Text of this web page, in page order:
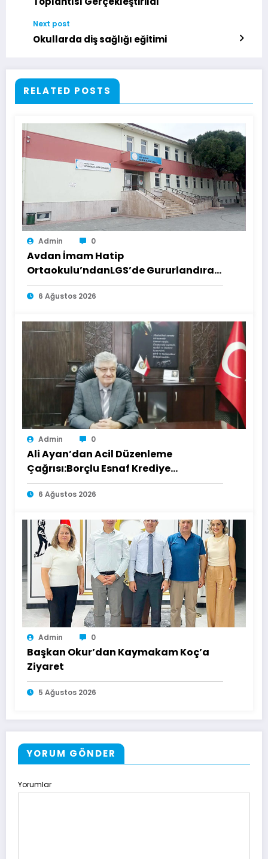
Next post
Okullarda diş sağlığı eğitimi
RELATED POSTS
Admin 0
Avdan İmam Hatip
Ortaokulu’ndanLGS’de Gururlandıran
Başarı
6 Ağustos 2026
Admin 0
Ali Ayan’dan Acil Düzenleme
Çağrısı:Borçlu Esnaf Krediye
Ulaşamıyor
6 Ağustos 2026
Admin 0
Başkan Okur’dan Kaymakam Koç’a
Ziyaret
5 Ağustos 2026
YORUM GÖNDER
Yorumlar